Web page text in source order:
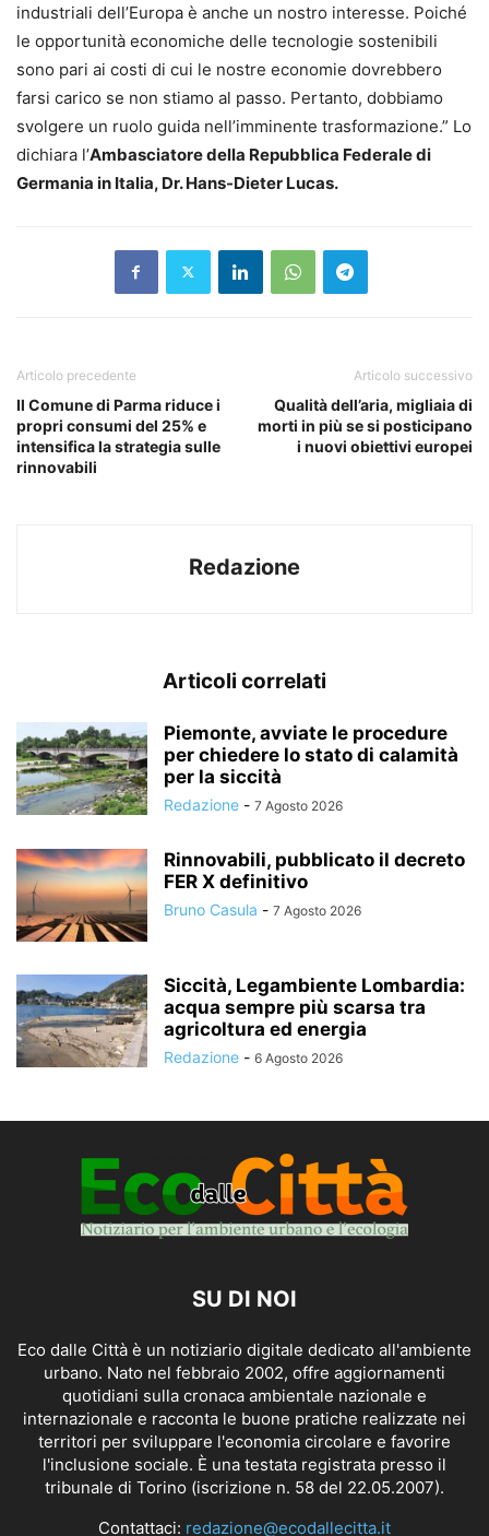
industriali dell’Europa è anche un nostro interesse. Poiché
le opportunità economiche delle tecnologie sostenibili
sono pari ai costi di cui le nostre economie dovrebbero
farsi carico se non stiamo al passo. Pertanto, dobbiamo
svolgere un ruolo guida nell’imminente trasformazione.” Lo
dichiara l’Ambasciatore della Repubblica Federale di
Germania in Italia, Dr. Hans-Dieter Lucas.
Articolo precedente
Il Comune di Parma riduce i
propri consumi del 25% e
intensifica la strategia sulle
rinnovabili
Articolo successivo
Qualità dell’aria, migliaia di
morti in più se si posticipano
i nuovi obiettivi europei
Redazione
Articoli correlati
Piemonte, avviate le procedure
per chiedere lo stato di calamità
per la siccità
Redazione - 7 Agosto 2026
Rinnovabili, pubblicato il decreto
FER X definitivo
Bruno Casula - 7 Agosto 2026
Siccità, Legambiente Lombardia:
acqua sempre più scarsa tra
agricoltura ed energia
Redazione - 6 Agosto 2026
SU DI NOI
Eco dalle Città è un notiziario digitale dedicato all'ambiente
urbano. Nato nel febbraio 2002, offre aggiornamenti
quotidiani sulla cronaca ambientale nazionale e
internazionale e racconta le buone pratiche realizzate nei
territori per sviluppare l'economia circolare e favorire
l'inclusione sociale. È una testata registrata presso il
tribunale di Torino (iscrizione n. 58 del 22.05.2007).
Contattaci: redazione@ecodallecitta.it